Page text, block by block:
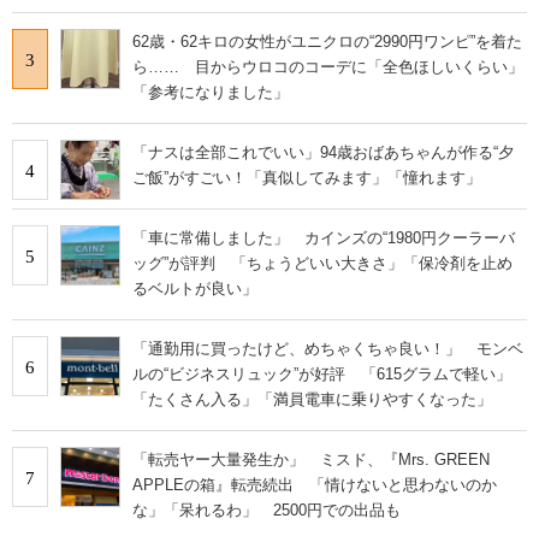
3
62歳・62キロの女性がユニクロの“2990円ワンピ”を着た
ら…… 目からウロコのコーデに「全色ほしいくらい」
「参考になりました」
4
「ナスは全部これでいい」94歳おばあちゃんが作る“夕
ご飯”がすごい！「真似してみます」「憧れます」
5
「車に常備しました」 カインズの“1980円クーラーバ
ッグ”が評判 「ちょうどいい大きさ」「保冷剤を止め
るベルトが良い」
6
「通勤用に買ったけど、めちゃくちゃ良い！」 モンベ
ルの“ビジネスリュック”が好評 「615グラムで軽い」
「たくさん入る」「満員電車に乗りやすくなった」
7
「転売ヤー大量発生か」 ミスド、『Mrs. GREEN
APPLEの箱』転売続出 「情けないと思わないのか
な」「呆れるわ」 2500円での出品も